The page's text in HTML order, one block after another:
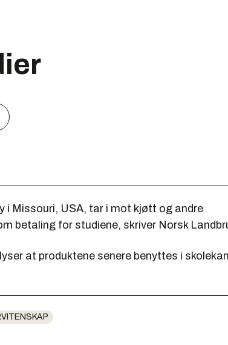
i Missouri, USA, tar i mot kjøtt og andre
betaling for studiene, skriver Norsk
at produktene senere benyttes i